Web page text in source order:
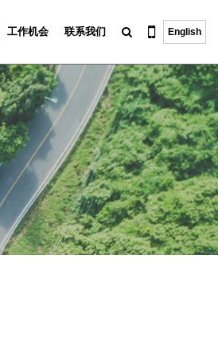
工作机会 联系我们 English